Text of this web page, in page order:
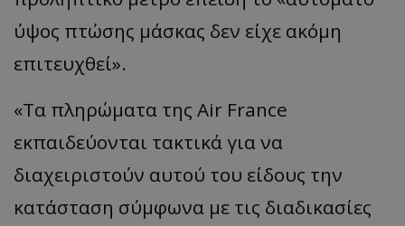
ύψος πτώσης μάσκας δεν είχε ακόμη
επιτευχθεί».
«Τα πληρώματα της Air France
εκπαιδεύονται τακτικά για να
διαχειριστούν αυτού του είδους την
κατάσταση σύμφωνα με τις διαδικασίες